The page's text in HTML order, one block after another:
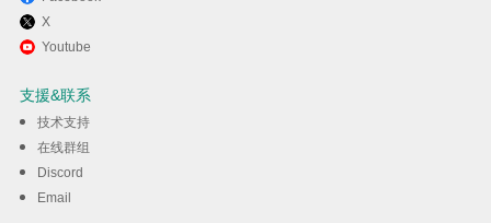
X
Youtube
支援&联系
技术支持
在线群组
Discord
Email